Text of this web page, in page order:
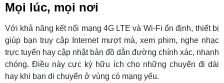
Mọi lúc, mọi nơi
Với khả năng kết nối mạng 4G LTE và Wi-Fi ổn định, thiết bị
giúp bạn truy cập Internet mượt mà, xem phim, nghe nhạc
trực tuyến hay cập nhật bản đồ dẫn đường chính xác, nhanh
chóng. Điều này cực kỳ hữu ích cho những chuyến đi dài
hay khi bạn di chuyển ở vùng có mạng yếu.